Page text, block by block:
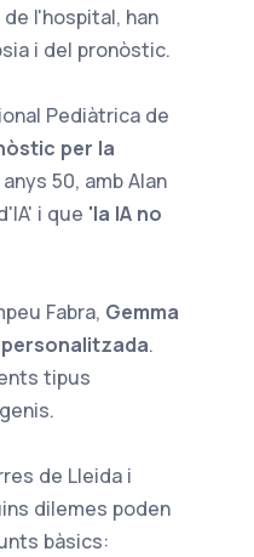
l'hospital, han
i del pronòstic.
Pediàtrica de
per la
50, amb Alan
i que 'la IA no
Fabra, Gemma
.
tipus
de Lleida i
dilemes poden
bàsics: